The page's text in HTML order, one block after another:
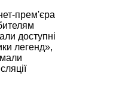
прем'єра
доступні
легенд»,